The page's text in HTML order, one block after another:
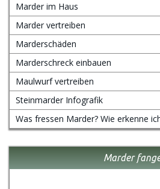
Marder im Haus
Marder vertreiben
Marderschäden
Marderschreck einbauen
Maulwurf vertreiben
Steinmarder Infografik
Was fressen Marder? Wie erkenne
Marder